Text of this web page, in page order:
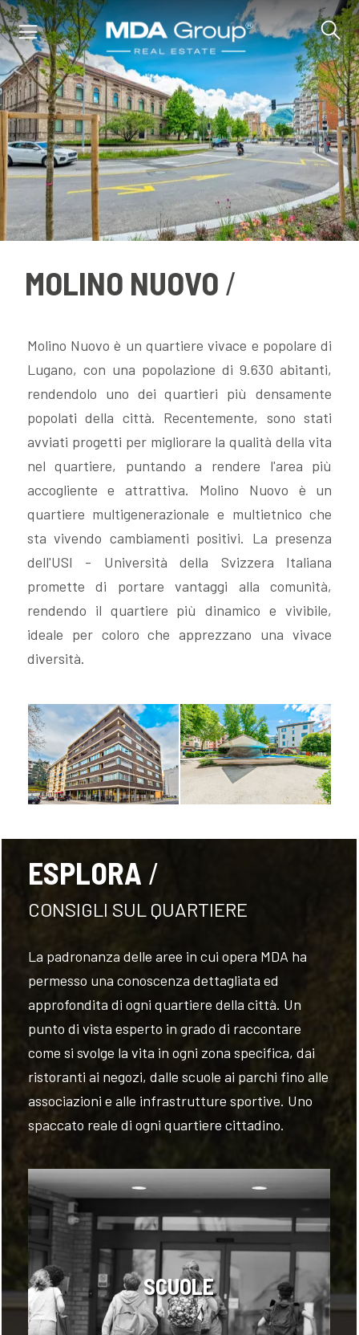
MOLINO NUOVO
Molino Nuovo è un quartiere vivace e popolare di
Lugano, con una popolazione di 9.630 abitanti,
rendendolo uno dei quartieri più densamente
popolati della città. Recentemente, sono stati
avviati progetti per migliorare la qualità della vita
nel quartiere, puntando a rendere l'area più
accogliente e attrattiva. Molino Nuovo è un
quartiere multigenerazionale e multietnico che
sta vivendo cambiamenti positivi. La presenza
dell'USI - Università della Svizzera Italiana
promette di portare vantaggi alla comunità,
rendendo il quartiere più dinamico e vivibile,
ideale per coloro che apprezzano una vivace
diversità.
ESPLORA
CONSIGLI SUL QUARTIERE
La padronanza delle aree in cui opera MDA ha
permesso una conoscenza dettagliata ed
approfondita di ogni quartiere della città. Un
punto di vista esperto in grado di raccontare
come si svolge la vita in ogni zona specifica, dai
ristoranti ai negozi, dalle scuole ai parchi fino alle
associazioni e alle infrastrutture sportive. Uno
spaccato reale di ogni quartiere cittadino.
SCUOLE
IT
EN
DE
IMMOBILI
ACQUISTA
VALUTA
NEWS
AZIENDA
CONTATTI
AWARDS
FOLLOW